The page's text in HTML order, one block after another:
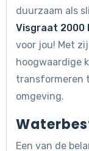
duurzaam als
Visgraat 2000
voor jou! Met
hoogwaardige
transformeren
omgeving.
Een van de